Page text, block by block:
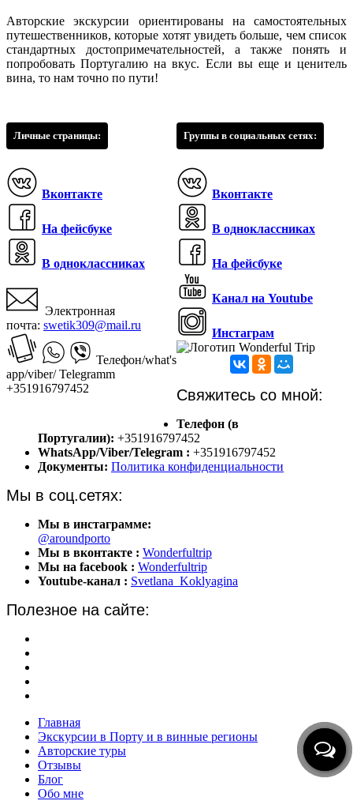
Авторские экскурсии ориентированы на самостоятельных
путешественников, которые хотят увидеть больше, чем список
стандартных достопримечательностей, а также понять и
попробовать Португалию на вкус. Если вы еще и ценитель
вина, то нам точно по пути!
Личные страницы:
Вконтакте
На фейсбуке
В одноклассниках
Электронная
почта: swetik309@mail.ru
Телефон/what's
app/viber/ Telegramm
+351916797452
Группы в социальных сетях:
Вконтакте
В одноклассниках
На фейсбуке
Канал на Youtube
Инстаграм
Свяжитесь со мной:
Телефон (в
Португалии): +351916797452
WhatsApp/Viber/Telegram : +351916797452
Документы: Политика конфиденциальности
Мы в соц.сетях:
Мы в инстаграмме:
@aroundporto
Мы в вконтакте : Wonderfultrip
Мы на facebook : Wonderfultrip
Youtube-канал : Svetlana_Koklyagina
Полезное на сайте:
Главная
Экскурсии в Порту и в винные регионы
Авторские туры
Отзывы
Блог
Обо мне